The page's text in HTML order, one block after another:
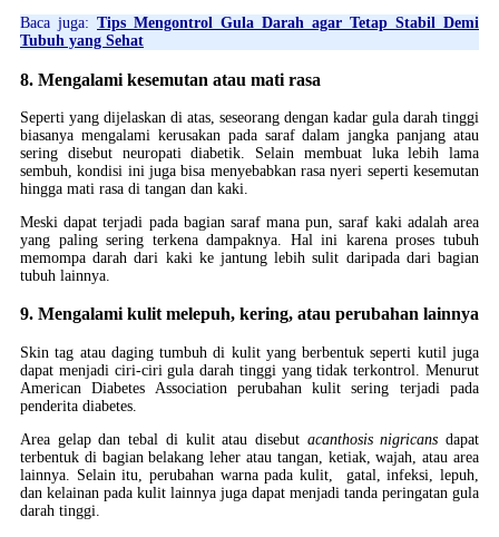
Baca juga: Tips Mengontrol Gula Darah agar Tetap Stabil Demi
Tubuh yang Sehat
8. Mengalami kesemutan atau mati rasa
Seperti yang dijelaskan di atas, seseorang dengan kadar gula darah tinggi
biasanya mengalami kerusakan pada saraf dalam jangka panjang atau
sering disebut neuropati diabetik. Selain membuat luka lebih lama
sembuh, kondisi ini juga bisa menyebabkan rasa nyeri seperti kesemutan
hingga mati rasa di tangan dan kaki.
Meski dapat terjadi pada bagian saraf mana pun, saraf kaki adalah area
yang paling sering terkena dampaknya. Hal ini karena proses tubuh
memompa darah dari kaki ke jantung lebih sulit daripada dari bagian
tubuh lainnya.
9. Mengalami kulit melepuh, kering, atau perubahan lainnya
Skin tag atau daging tumbuh di kulit yang berbentuk seperti kutil juga
dapat menjadi ciri-ciri gula darah tinggi yang tidak terkontrol. Menurut
American Diabetes Association perubahan kulit sering terjadi pada
penderita diabetes.
Area gelap dan tebal di kulit atau disebut acanthosis nigricans dapat
terbentuk di bagian belakang leher atau tangan, ketiak, wajah, atau area
lainnya. Selain itu, perubahan warna pada kulit, gatal, infeksi, lepuh,
dan kelainan pada kulit lainnya juga dapat menjadi tanda peringatan gula
darah tinggi.